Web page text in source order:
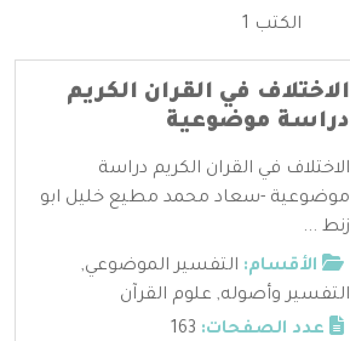
الكتب 1
الاختلاف في القران الكريم
دراسة موضوعية
الاختلاف في القران الكريم دراسة
موضوعية -سعاد محمد مطيع خليل ابو
زنط ...
الأقسام: التفسير الموضوعي,
التفسير وأصوله, علوم القرآن
عدد الصفحات: